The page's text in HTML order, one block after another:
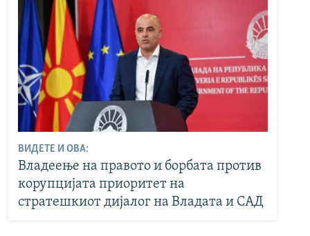
ВИДЕТЕ И ОВА:
Владеење на правото и борбата против
корупцијата приоритет на
стратешкиот дијалог на Владата и САД